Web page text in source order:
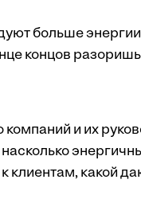
больше
концов
и их
клиентам, какой